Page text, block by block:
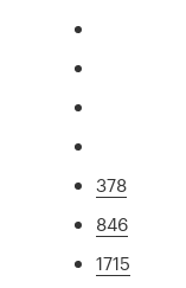
378
846
1715